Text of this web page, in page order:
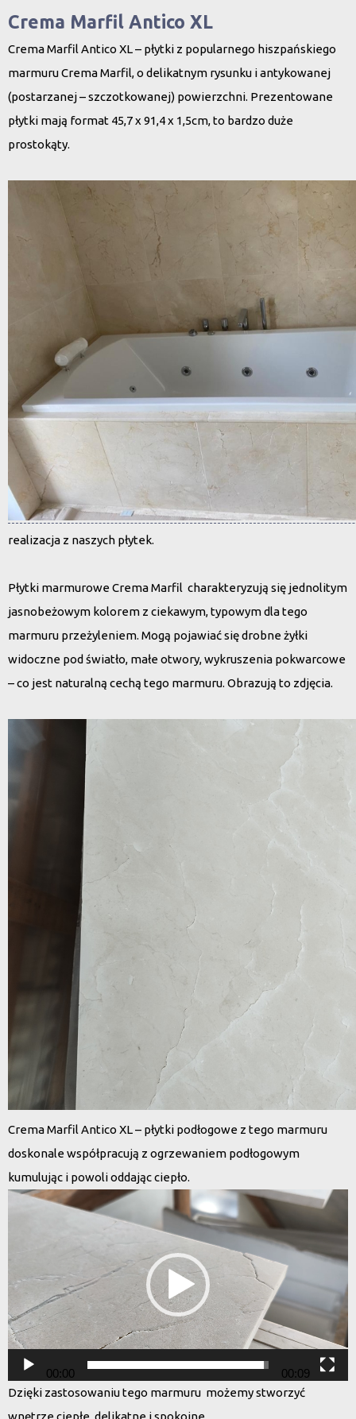
Crema Marfil Antico XL
Crema Marfil Antico XL – płytki z popularnego hiszpańskiego
marmuru Crema Marfil, o delikatnym rysunku i antykowanej
(postarzanej – szczotkowanej) powierzchni. Prezentowane
płytki mają format 45,7 x 91,4 x 1,5cm, to bardzo duże
prostokąty.
realizacja z naszych płytek.
Płytki marmurowe Crema Marfil charakteryzują się jednolitym
jasnobeżowym kolorem z ciekawym, typowym dla tego
marmuru przeżyleniem. Mogą pojawiać się drobne żyłki
widoczne pod światło, małe otwory, wykruszenia pokwarcowe
– co jest naturalną cechą tego marmuru. Obrazują to zdjęcia.
Crema Marfil Antico XL – płytki podłogowe z tego marmuru
doskonale współpracują z ogrzewaniem podłogowym
kumulując i powoli oddając ciepło.
Odtwarzacz
00:00
00:09
Dzięki zastosowaniu tego marmuru możemy stworzyć
wnętrze ciepłe, delikatne i spokojne.